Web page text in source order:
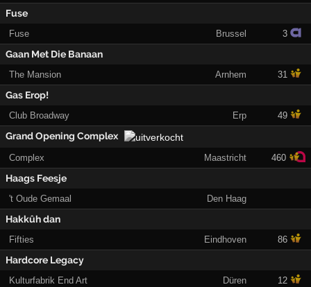
Fuse
Fuse Brussel 3
Gaan Met Die Banaan
The Mansion Arnhem 31
Gas Erop!
Club Broadway Erp 49
Grand Opening Complex
Complex Maastricht 460
Haags Feesje
't Oude Gemaal Den Haag
Hakkûh dan
Fifties Eindhoven 86
Hardcore Legacy
Kulturfabrik End Art Düren 12